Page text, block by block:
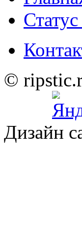
Статус
©
Дизайн